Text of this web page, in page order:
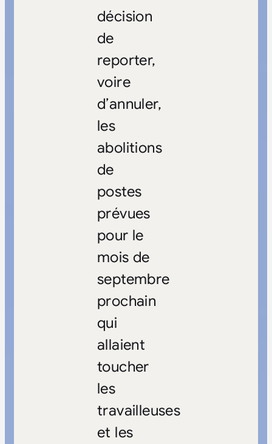
décision
de
reporter,
voire
d’annuler,
les
abolitions
de
postes
prévues
pour le
mois de
septembre
prochain
qui
allaient
toucher
les
travailleuses
et les